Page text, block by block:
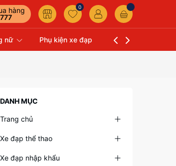
hàng
0
nữ Phụ kiện xe đạp Liên hệ
DANH MỤC
Trang chủ
Xe đạp thể thao
Xe đạp nhập khẩu